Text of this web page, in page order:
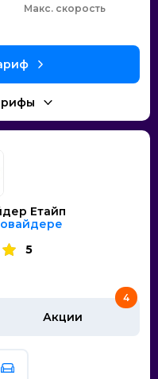
скорость
Етайп
5
Акции
4